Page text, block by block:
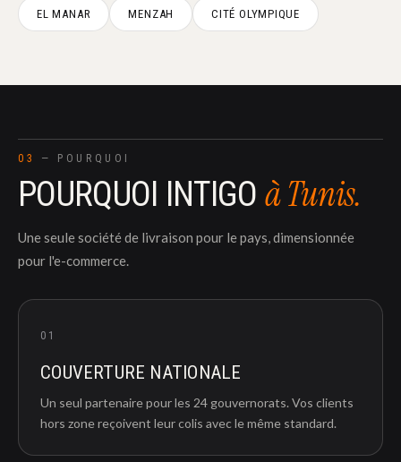
EL MANAR MENZAH CITÉ OLYMPIQUE
03 — POURQUOI
POURQUOI INTIGOà Tunis.
Une seule société de livraison pour le pays, dimensionnée
pour l'e-commerce.
01
COUVERTURE NATIONALE
Un seul partenaire pour les 24 gouvernorats. Vos clients
hors zone reçoivent leur colis avec le même standard.